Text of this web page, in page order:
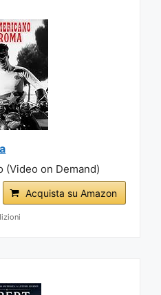
(Video on Demand)
Acquista su Amazon